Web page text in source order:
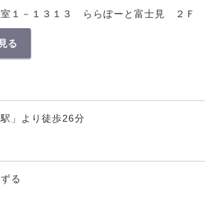
室１－１３１３ ららぽーと富士見 ２Ｆ
る
」より徒歩26分
る